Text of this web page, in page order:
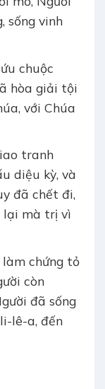
sống vinh
chuộc
hòa giải tội
với Chúa
tranh
diệu kỳ, và
đã chết đi,
lại mà trị vì
chứng tỏ
còn
đã sống
lê-a, đến